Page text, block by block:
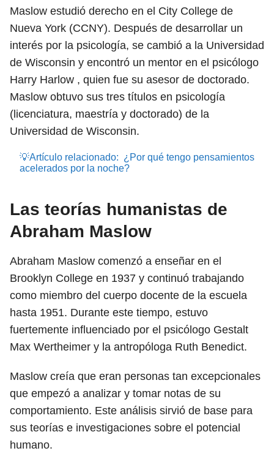
Maslow estudió derecho en el City College de
Nueva York (CCNY). Después de desarrollar un
interés por la psicología, se cambió a la Universidad
de Wisconsin y encontró un mentor en el psicólogo
Harry Harlow , quien fue su asesor de doctorado.
Maslow obtuvo sus tres títulos en psicología
(licenciatura, maestría y doctorado) de la
Universidad de Wisconsin.
💡Artículo relacionado: ¿Por qué tengo pensamientos
acelerados por la noche?
Las teorías humanistas de
Abraham Maslow
Abraham Maslow comenzó a enseñar en el
Brooklyn College en 1937 y continuó trabajando
como miembro del cuerpo docente de la escuela
hasta 1951. Durante este tiempo, estuvo
fuertemente influenciado por el psicólogo Gestalt
Max Wertheimer y la antropóloga Ruth Benedict.
Maslow creía que eran personas tan excepcionales
que empezó a analizar y tomar notas de su
comportamiento. Este análisis sirvió de base para
sus teorías e investigaciones sobre el potencial
humano.